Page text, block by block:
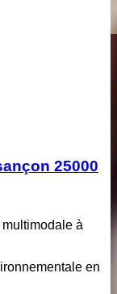
25000
à
en